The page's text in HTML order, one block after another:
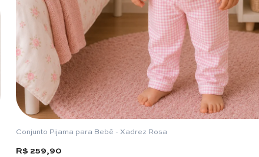
Conjunto Pijama para Bebê - Xadrez Rosa
R$ 259,90